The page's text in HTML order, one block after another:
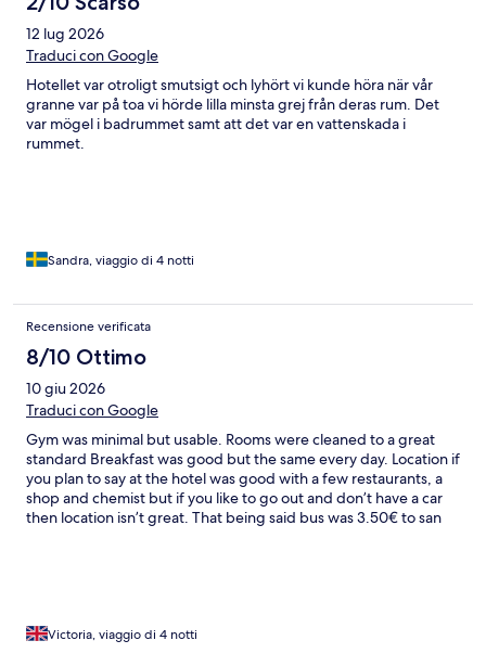
12 lug 2026
Traduci con Google
Hotellet var otroligt smutsigt och lyhört vi kunde höra när vår
granne var på toa vi hörde lilla minsta grej från deras rum. Det
var mögel i badrummet samt att det var en vattenskada i
rummet.
Sandra, viaggio di 4 notti
Recensione verificata
8/10 Ottimo
10 giu 2026
Traduci con Google
Gym was minimal but usable. Rooms were cleaned to a great
standard Breakfast was good but the same every day. Location if
you plan to say at the hotel was good with a few restaurants, a
shop and chemist but if you like to go out and don’t have a car
then location isn’t great. That being said bus was 3.50€ to san
Victoria, viaggio di 4 notti